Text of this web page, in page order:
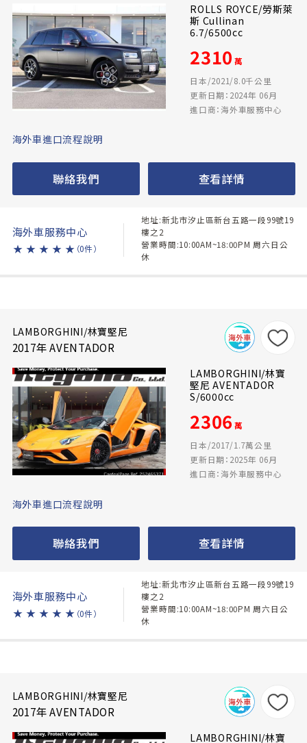
ROLLS ROYCE/勞斯萊
斯 Cullinan
6.7/6500cc
2310 萬
日本/2021/8.0千公里
更新日期：2024年 06月
進口商：海外車服務中心
海外車進口流程說明
聯絡我們 查看詳情
海外車服務中心
★ ★ ★ ★ ★ （0件）
地址:新北市汐止區新台五路一段99號19
樓之2
營業時間:10:00AM~18:00PM 周六日公
休
LAMBORGHINI/林寶堅尼
2017年 AVENTADOR
LAMBORGHINI/林寶
堅尼 AVENTADOR
S/6000cc
2306 萬
日本/2017/1.7萬公里
更新日期：2025年 06月
進口商：海外車服務中心
海外車進口流程說明
聯絡我們 查看詳情
海外車服務中心
★ ★ ★ ★ ★ （0件）
地址:新北市汐止區新台五路一段99號19
樓之2
營業時間:10:00AM~18:00PM 周六日公
休
LAMBORGHINI/林寶堅尼
2017年 AVENTADOR
LAMBORGHINI/林寶